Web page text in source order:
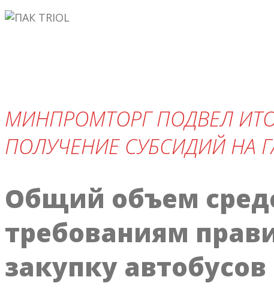
МИНПРОМТОРГ ПОДВЕЛ
ПОЛУЧЕНИЕ СУБСИДИЙ НА
Общий объем
требованиям
закупку